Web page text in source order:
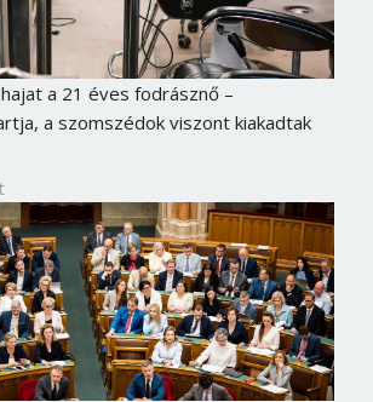
a 21 éves fodrásznő –
a szomszédok viszont kiakadtak